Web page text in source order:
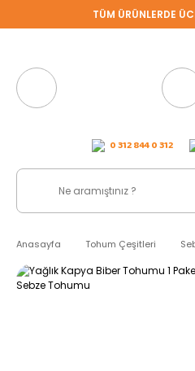
TÜM ÜRÜNLERDE
0 312 844 0 312
Anasayfa Tohum Çeşitleri